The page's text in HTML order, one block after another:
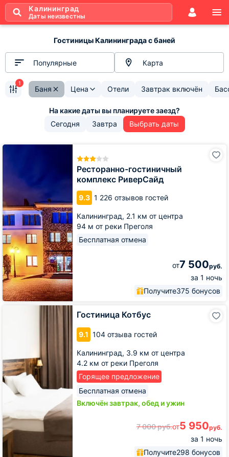
Калининград
Даты неизвестны
Гостиницы Калининграда с баней
Популярные Карта
Баня Цена Отели Завтрак включён
1
Сегодня Завтра Выбрать даты
Ресторанно-гостиничный
комплекс РиверСайд
9.3 1 226 отзывов гостей
Калининград, 2.1 км от центра
94 м от реки Преголя
Бесплатная отмена
от7 500руб.
за 1 ночь
Получите375 бонусов
Ресторанно-
Гостиница Котбус
9.1 104 отзыва гостей
Калининград, 3.9 км от центра
4.2 км от реки Преголя
Горящее предложение
Бесплатная отмена
Включён завтрак, обед и ужин
7 000руб.от5 950руб.
за 1 ночь
Получите298 бонусов